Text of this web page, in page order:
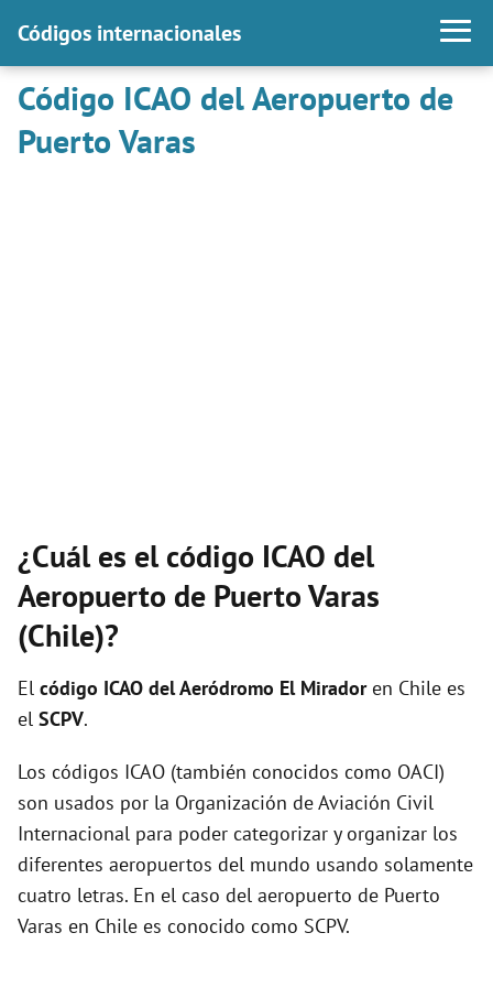
Códigos internacionales
Código ICAO del Aeropuerto de
Puerto Varas
¿Cuál es el código ICAO del
Aeropuerto de Puerto Varas
(Chile)?
El código ICAO delAeródromo El Miradoren Chile es
el SCPV.
Los códigos ICAO (también conocidos como OACI)
son usados por la Organización de Aviación Civil
Internacional para poder categorizar y organizar los
diferentes aeropuertos del mundo usando solamente
cuatro letras. En el caso del aeropuerto de Puerto
Varas en Chile es conocido como SCPV.